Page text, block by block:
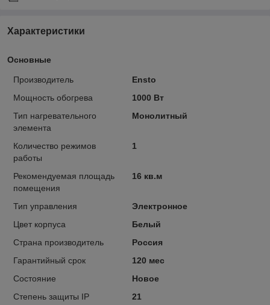
Характеристики
Основные
Производитель
Ensto
Мощность обогрева
1000 Вт
Тип нагревательного
элемента
Монолитный
Количество режимов
работы
1
Рекомендуемая площадь
помещения
16 кв.м
Тип управления
Электронное
Цвет корпуса
Белый
Страна производитель
Россия
Гарантийный срок
120 мес
Состояние
Новое
Степень защиты IP
21